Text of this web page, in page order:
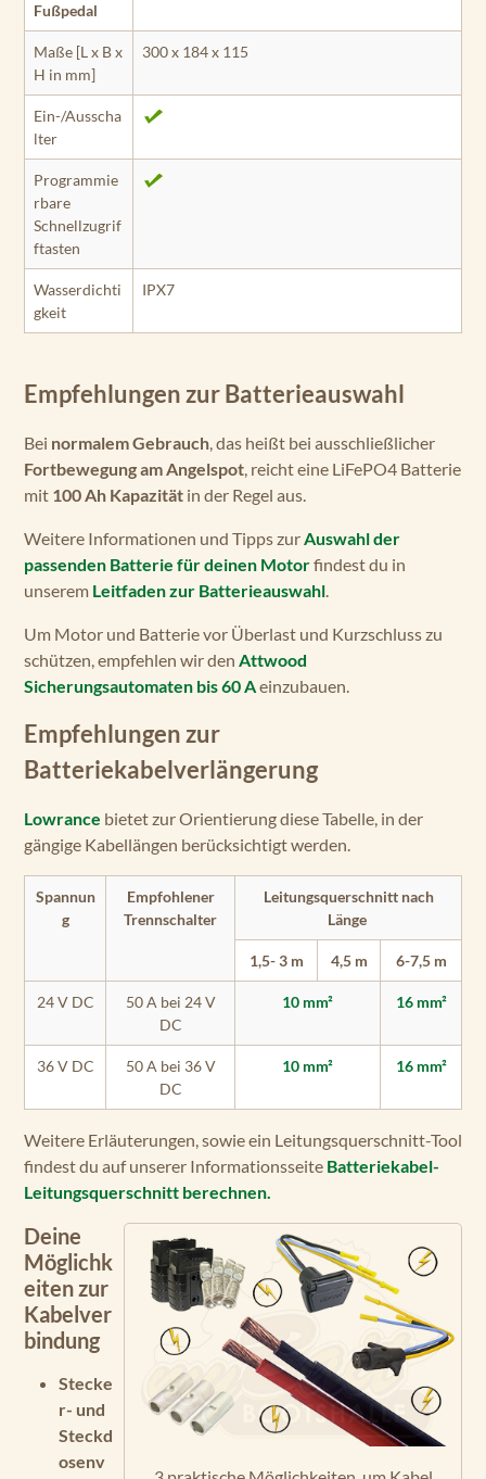
Fußpedal
Maße [L x B x
H in mm]
300 x 184 x 115
Ein-/Ausscha
lter
Programmie
rbare
Schnellzugrif
ftasten
Wasserdichti
gkeit
IPX7
Empfehlungen zur Batterieauswahl
Bei normalem Gebrauch, das heißt bei ausschließlicher
Fortbewegung am Angelspot, reicht eine LiFePO4 Batterie
mit 100 Ah Kapazität in der Regel aus.
Weitere Informationen und Tipps zurAuswahl der
passenden Batterie für deinen Motorfindest du in
unserem Leitfaden zur Batterieauswahl.
Um Motor und Batterie vor Überlast und Kurzschluss zu
schützen, empfehlen wir den Attwood
Sicherungsautomaten bis 60 Aeinzubauen.
Empfehlungen zur
Batteriekabelverlängerung
Lowrance bietet zur Orientierung diese Tabelle, in der
gängige Kabellängen berücksichtigt werden.
Spannun
g
Empfohlener
Trennschalter
Leitungsquerschnitt nach
Länge
1,5- 3 m 4,5 m 6-7,5 m
24 V DC
50 A bei 24 V
DC
10 mm² 16 mm²
36 V DC
50 A bei 36 V
DC
10 mm² 16 mm²
Weitere Erläuterungen, sowie ein Leitungsquerschnitt-Tool
findest du auf unserer Informationsseite Batteriekabel-
Leitungsquerschnitt berechnen.
Deine
Möglichk
eiten zur
Kabelver
bindung
Stecke
r- und
Steckd
osenv